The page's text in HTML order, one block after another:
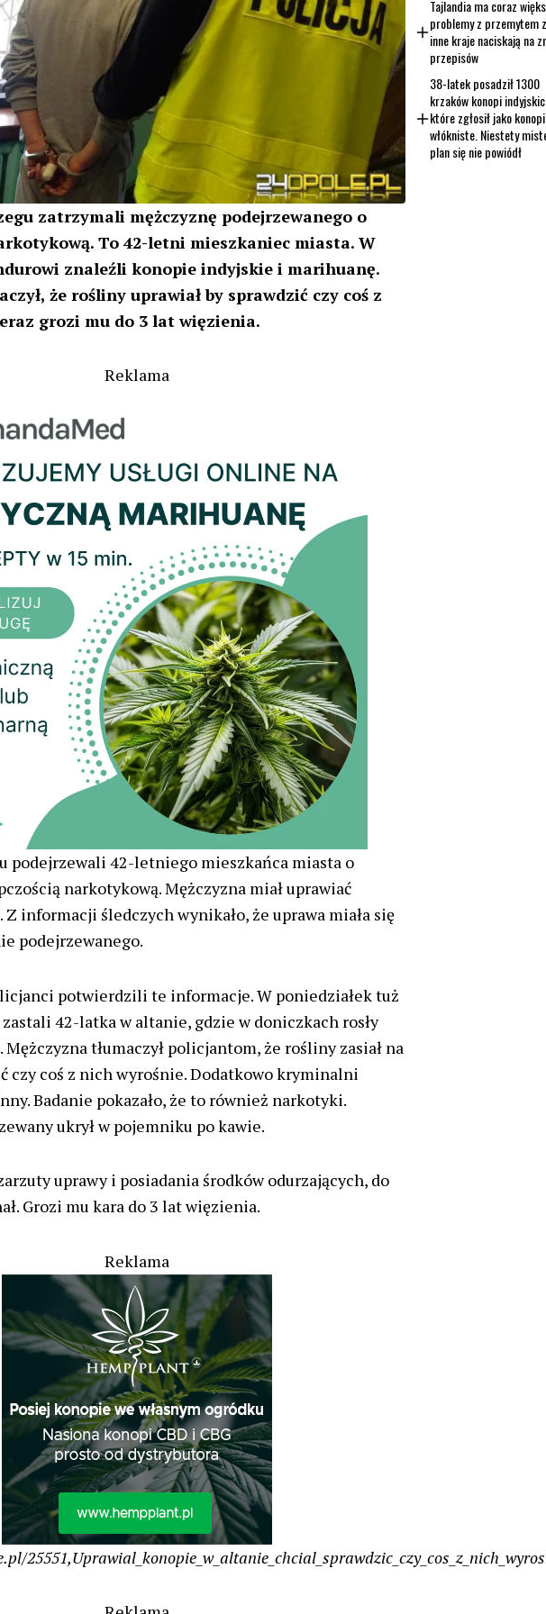
k e
zatrzymali mężczyznę podejrzewanego o
To 42-letni mieszkaniec miasta. W
znaleźli konopie indyjskie i marihuanę.
że rośliny uprawiał by sprawdzić czy coś z
grozi mu do 3 lat więzienia.
Reklama
podejrzewali 42-letniego mieszkańca miasta o
narkotykową. Mężczyzna miał uprawiać
informacji śledczych wynikało, że uprawa miała się
podejrzewanego.
potwierdzili te informacje. W poniedziałek tuż
42-latka w altanie, gdzie w doniczkach rosły
tłumaczył policjantom, że rośliny zasiał na
czy coś z nich wyrośnie. Dodatkowo kryminalni
Badanie pokazało, że to również narkotyki.
ukrył w pojemniku po kawie.
uprawy i posiadania środków odurzających, do
Grozi mu kara do 3 lat więzienia.
Reklama
Tajlandia ma coraz
problemy z przemytem
inne kraje naciskają na
przepisów
38-latek posadził 1300
krzaków konopi
które zgłosił jako
włókniste. Niestety
plan się nie powiódł